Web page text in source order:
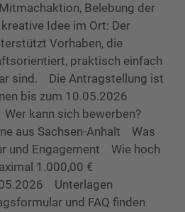
Belebung der
Idee im Ort: Der
Vorhaben, die
praktisch einfach
sind. Die Antragstellung ist
bis zum 10.05.2026
kann sich bewerben?
aus Sachsen-Anhalt Was
und Engagement Wie hoch
1.000,00 €
Unterlagen
und FAQ finden